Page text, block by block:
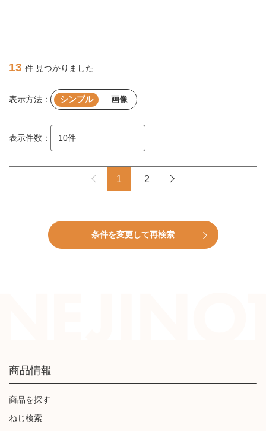
13 件 見つかりました
表示方法： シンプル 画像
表示件数：
1 2
条件を変更して再検索
商品情報
商品を探す
ねじ検索